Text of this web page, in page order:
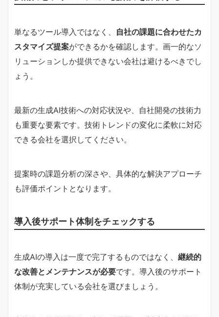
単なるツール導入ではなく、 自社の課題に合わせたカ
スタマイズ提案ができるかを確認します。画一的なソ
リューションしか提供できない会社は避けるべきでし
ょう。
最新の生成AI技術への対応状況や、自社開発の技術力
も重要な要素です。技術トレンドの変化に柔軟に対応
できる会社を選択してください。
提案時の課題分析の深さや、具体的な解決アプローチ
も評価ポイントとなります。
導入後サポート体制をチェックする
生成AIの導入は一度で完了するものではなく、 継続的
な改善とメンテナンスが必要です。導入後のサポート
体制が充実している会社を選びましょう。